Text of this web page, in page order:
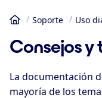
Inicio
Soporte Uso
Consejos y
La documentación
mayoría de los